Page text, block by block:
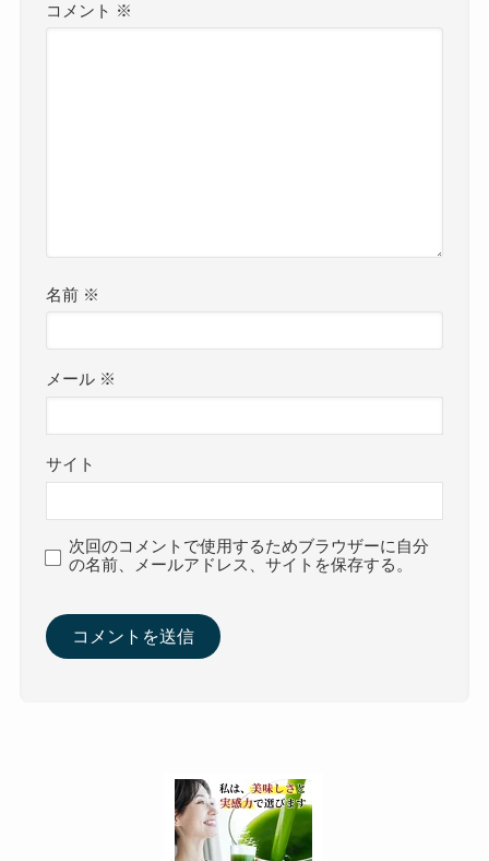
コメント ※
名前 ※
メール ※
サイト
次回のコメントで使用するためブラウザーに自分
の名前、メールアドレス、サイトを保存する。